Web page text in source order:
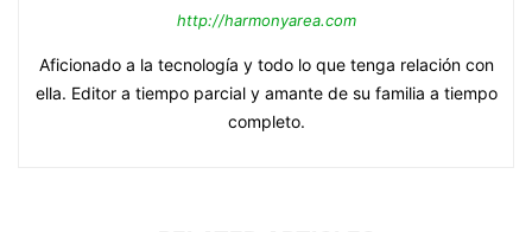
http://harmonyarea.com
Aficionado a la tecnología y todo lo que tenga relación con
ella. Editor a tiempo parcial y amante de su familia a tiempo
completo.